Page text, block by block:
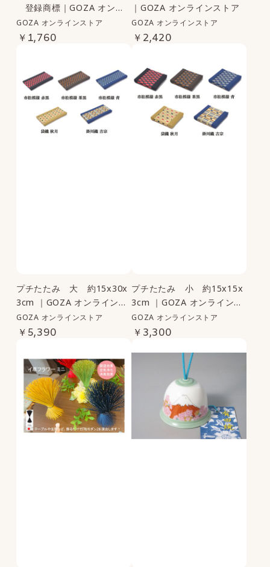
登録商標｜GOZA オンラ
インストア
GOZA オンラインストア
￥1,760
｜GOZA オンラインストア
GOZA オンラインストア
￥2,420
プチたたみ 大 約15x30x
3cm ｜GOZA オンラインス
トア
GOZA オンラインストア
￥5,390
プチたたみ 小 約15x15x
3cm ｜GOZA オンラインス
トア
GOZA オンラインストア
￥3,300